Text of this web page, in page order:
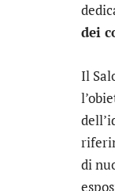
dei
Il
di